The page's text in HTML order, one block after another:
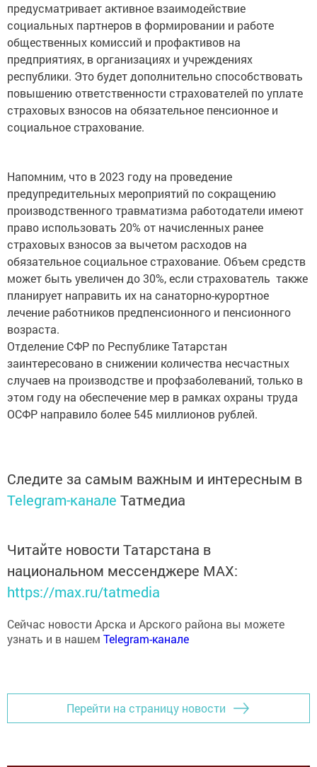
предусматривает активное взаимодействие
социальных партнеров в формировании и работе
общественных комиссий и профактивов на
предприятиях, в организациях и учреждениях
республики. Это будет дополнительно способствовать
повышению ответственности страхователей по уплате
страховых взносов на обязательное пенсионное и
социальное страхование.
Напомним, что в 2023 году на проведение
предупредительных мероприятий по сокращению
производственного травматизма работодатели имеют
право использовать 20% от начисленных ранее
страховых взносов за вычетом расходов на
обязательное социальное страхование. Объем средств
может быть увеличен до 30%, если страхователь также
планирует направить их на санаторно-курортное
лечение работников предпенсионного и пенсионного
возраста.
Отделение СФР по Республике Татарстан
заинтересовано в снижении количества несчастных
случаев на производстве и профзаболеваний, только в
этом году на обеспечение мер в рамках охраны труда
ОСФР направило более 545 миллионов рублей.
Следите за самым важным и интересным в
Telegram-канале Татмедиа
Читайте новости Татарстана в
национальном мессенджере MАХ:
https://max.ru/tatmedia
Сейчас новости Арска и Арского района вы можете
узнать и в нашемTelegram-канале
Перейти на страницу новости